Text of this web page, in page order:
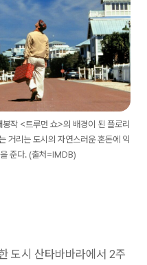
작 <트루먼 쇼>의 배경이 된 플로리
거리는 도시의 자연스러운 혼돈에 익
준다. (출처=IMDB)
도시 산타바바라에서 2주